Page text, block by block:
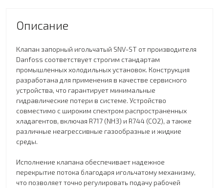
Описание
Клапан запорный игольчатый SNV-ST от производителя
Danfoss соответствует строгим стандартам
промышленных холодильных установок. Конструкция
разработана для применения в качестве сервисного
устройства, что гарантирует минимальные
гидравлические потери в системе. Устройство
совместимо с широким спектром распространенных
хладагентов, включая R717 (NH3) и R744 (CO2), а также
различные неагрессивные газообразные и жидкие
среды.
Исполнение клапана обеспечивает надежное
перекрытие потока благодаря игольчатому механизму,
что позволяет точно регулировать подачу рабочей